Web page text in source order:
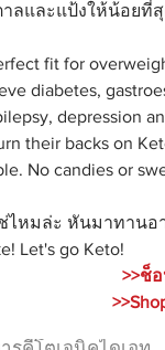
ลและแป้งให้น้อยที่
fit for
diabetes,
depression
their backs on
No candies or
ช่ไหมล่ะ หันมาทาน
Let's go Keto!
>>ช็อ